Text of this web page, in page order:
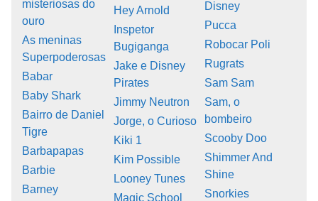
misteriosas do
ouro
As meninas
Superpoderosas
Babar
Baby Shark
Bairro de Daniel
Tigre
Barbapapas
Barbie
Barney
Hey Arnold
Inspetor
Bugiganga
Jake e Disney
Pirates
Jimmy Neutron
Jorge, o Curioso
Kiki 1
Kim Possible
Looney Tunes
Magic School
Disney
Pucca
Robocar Poli
Rugrats
Sam Sam
Sam, o
bombeiro
Scooby Doo
Shimmer And
Shine
Snorkies